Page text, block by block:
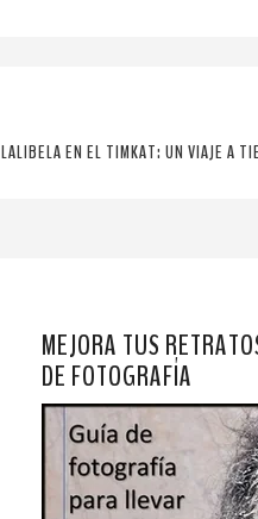
LALIBELA EN EL TIMKAT: UN VIAJE A
MEJORA TUS
DE FOTOGRAFÍA